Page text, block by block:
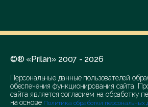
©® «Prilan» 2007 - 2026
Персональные данные пользователей
обеспечения функционирования сайта.
сайта является согласием на обработку
на основе Политика обработки персональных